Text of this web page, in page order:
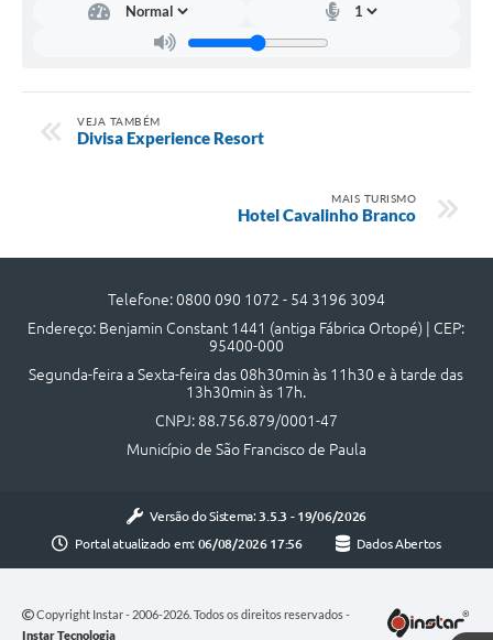
Quadro de Pessoal
Imóveis predial
Dúvidas frequentes
câmara de vereadores
Proteção ambiental
VEJA TAMBÉM
Divisa Experience Resort
MAIS TURISMO
Hotel Cavalinho Branco
Telefone: 0800 090 1072 - 54 3196 3094
Endereço: Benjamin Constant 1441 (antiga Fábrica Ortopé) | CEP:
95400-000
Segunda-feira a Sexta-feira das 08h30min às 11h30 e à tarde das
13h30min às 17h.
CNPJ: 88.756.879/0001-47
Município de São Francisco de Paula
Versão do Sistema: 3.5.3 - 19/06/2026
Portal atualizado em: 06/08/2026 17:56 Dados Abertos
Copyright Instar - 2006-2026. Todos os direitos reservados -
Instar Tecnologia